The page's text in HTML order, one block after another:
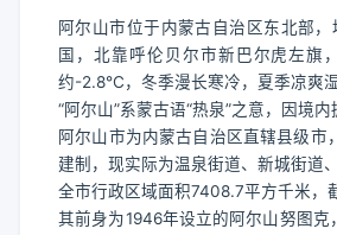
阿尔山市位于内蒙古自治区东北部
国，北靠呼伦贝尔市新巴尔虎左旗
约-2.8℃，冬季漫长寒冷，夏季凉爽湿
“阿尔山”系蒙古语“热泉”之意，因境
阿尔山市为内蒙古自治区直辖县级
建制，现实际为温泉街道、新城街道
全市行政区域面积7408.7平方千米，
其前身为1946年设立的阿尔山努图